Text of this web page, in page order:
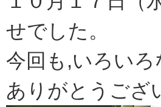
せでした。
今回も,いろい
ありがとうござ